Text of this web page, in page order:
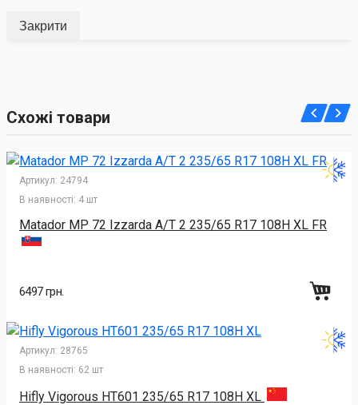
Закрити
Схожі товари
Артикул: 24794
В наявності: 4 шт
Matador MP 72 Izzarda A/T 2 235/65 R17 108H XL FR
6497 грн.
Артикул: 28765
В наявності: 62 шт
Hifly Vigorous HT601 235/65 R17 108H XL